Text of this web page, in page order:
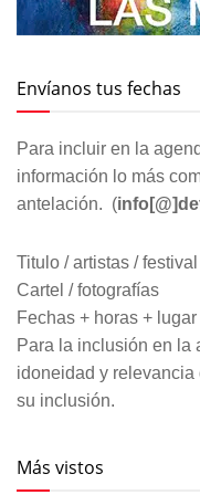
Envíanos tus fechas
Para incluir en la
información lo más
antelación. (
Titulo / artistas / festival
Cartel / fotografías
Fechas + horas + lugar
Para la inclusión en la
idoneidad y
su inclusión.
Más vistos